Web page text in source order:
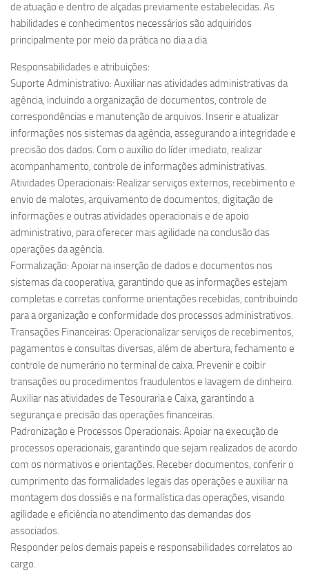
de atuação e dentro de alçadas previamente estabelecidas. As
habilidades e conhecimentos necessários são adquiridos
principalmente por meio da prática no dia a dia.
Responsabilidades e atribuições:
Suporte Administrativo: Auxiliar nas atividades administrativas da
agência, incluindo a organização de documentos, controle de
correspondências e manutenção de arquivos. Inserir e atualizar
informações nos sistemas da agência, assegurando a integridade e
precisão dos dados. Com o auxílio do líder imediato, realizar
acompanhamento, controle de informações administrativas.
Atividades Operacionais: Realizar serviços externos, recebimento e
envio de malotes, arquivamento de documentos, digitação de
informações e outras atividades operacionais e de apoio
administrativo, para oferecer mais agilidade na conclusão das
operações da agência.
Formalização: Apoiar na inserção de dados e documentos nos
sistemas da cooperativa, garantindo que as informações estejam
completas e corretas conforme orientações recebidas, contribuindo
para a organização e conformidade dos processos administrativos.
Transações Financeiras: Operacionalizar serviços de recebimentos,
pagamentos e consultas diversas, além de abertura, fechamento e
controle de numerário no terminal de caixa. Prevenir e coibir
transações ou procedimentos fraudulentos e lavagem de dinheiro.
Auxiliar nas atividades de Tesouraria e Caixa, garantindo a
segurança e precisão das operações financeiras.
Padronização e Processos Operacionais: Apoiar na execução de
processos operacionais, garantindo que sejam realizados de acordo
com os normativos e orientações. Receber documentos, conferir o
cumprimento das formalidades legais das operações e auxiliar na
montagem dos dossiês e na formalística das operações, visando
agilidade e eficiência no atendimento das demandas dos
associados.
Responder pelos demais papeis e responsabilidades correlatos ao
cargo.